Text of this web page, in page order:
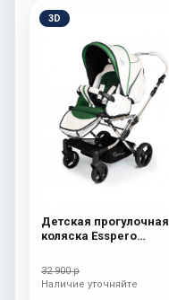
3D
Детская прогулочная
коляска Esspero
Green
32 900 р
Наличие уточняйте